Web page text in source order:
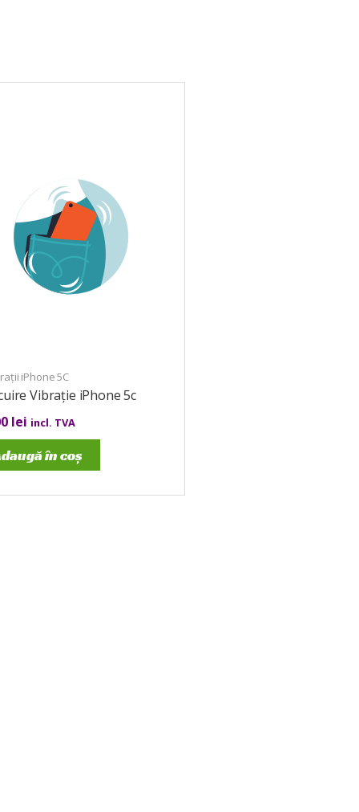
iPhone 5C
Vibrație iPhone 5c
lei incl. TVA
în coș